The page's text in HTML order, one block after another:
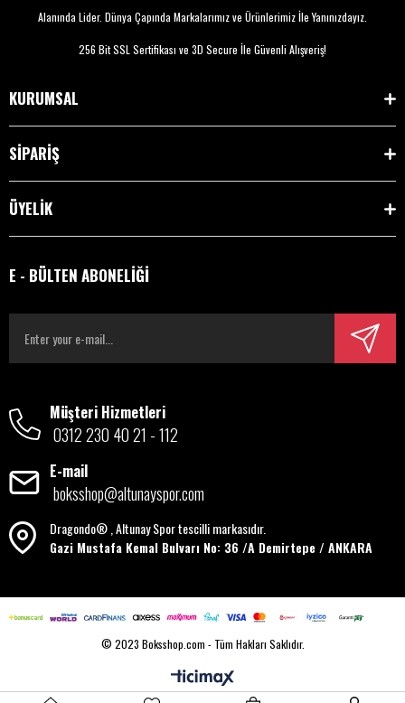
Alanında Lider. Dünya Çapında Markalarımız ve Ürünlerimiz İle Yanınızdayız.
256 Bit SSL Sertifikası ve 3D Secure İle Güvenli Alışveriş!
KURUMSAL
SİPARİŞ
ÜYELİK
E - BÜLTEN ABONELİĞİ
Müşteri Hizmetleri
0312 230 40 21 - 112
E-mail
boksshop@altunayspor.com
Dragondo® , Altunay Spor tescilli markasıdır.
Gazi Mustafa Kemal Bulvarı No: 36 /A Demirtepe / ANKARA
© 2023 Boksshop.com - Tüm Hakları Saklıdır.